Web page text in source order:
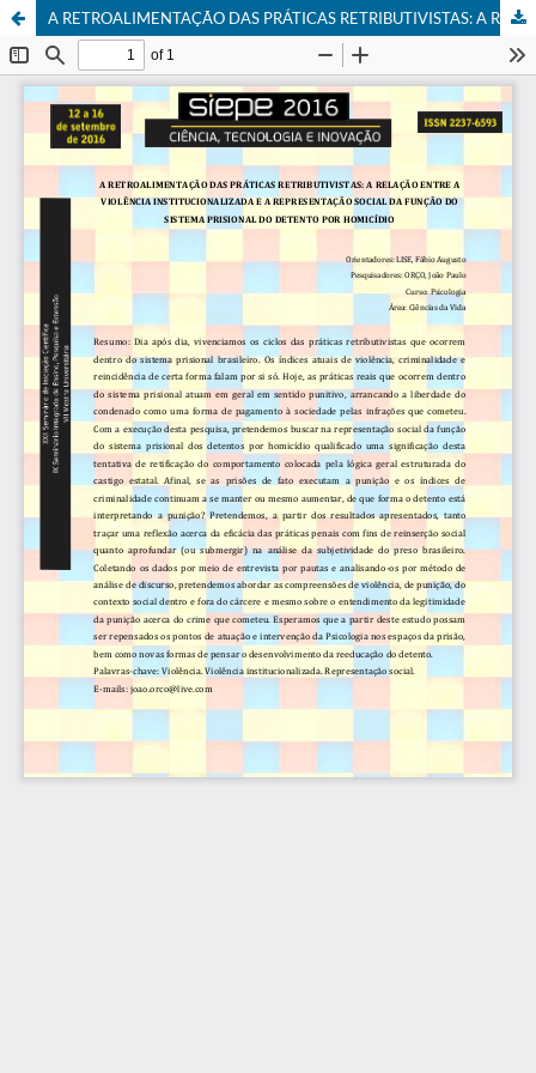
A RETROALIMENTAÇÃO DAS PRÁTICAS RETRIBUTIVISTAS: A RELAÇÃO ENTRE A VIOLÊNCIA INSTITUCIONALIZADA E A REPRESENTAÇÃO SOCIAL DA FUNÇÃO DO SISTEMA PRISIONAL DO DETENTO POR HOMICÍDIO